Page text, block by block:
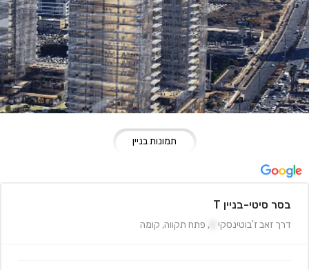
תמונות בניין
בסר סיטי-בניין T
דרך זאב ז'בוטינסקי , פתח תקווה, קומה